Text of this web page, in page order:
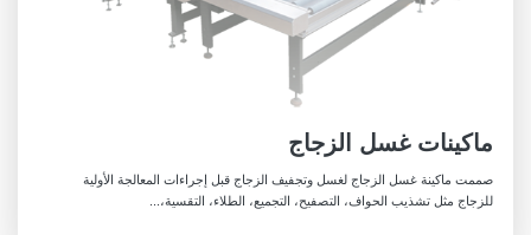
ماكينات غسل الزجاج
صممت ماكينة غسل الزجاج لغسل وتجفيف الزجاج قبل إجراءات المعالجة الأولية
للزجاج مثل تشذيب الحواف، التصفيح، التجميع، الطلاء، التقسية،...